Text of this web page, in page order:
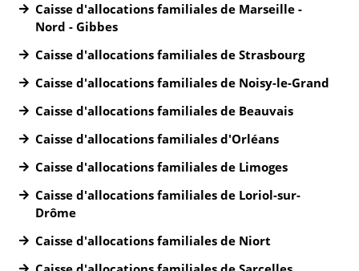
Caisse d'allocations familiales de Marseille -
Nord - Gibbes
Caisse d'allocations familiales de Strasbourg
Caisse d'allocations familiales de Noisy-le-Grand
Caisse d'allocations familiales de Beauvais
Caisse d'allocations familiales d'Orléans
Caisse d'allocations familiales de Limoges
Caisse d'allocations familiales de Loriol-sur-
Drôme
Caisse d'allocations familiales de Niort